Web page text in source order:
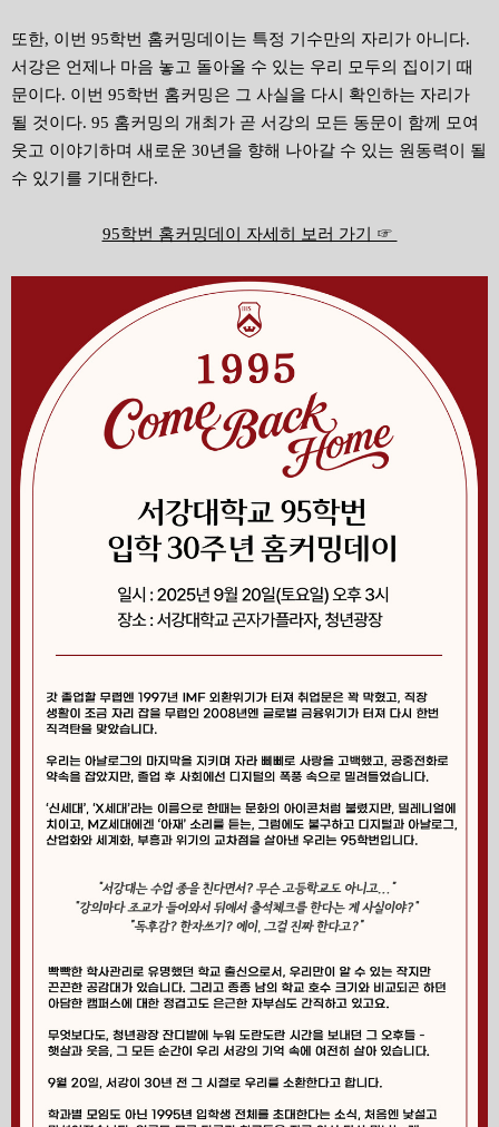
또한, 이번 95학번 홈커밍데이는 특정 기수만의 자리가 아니다.
서강은 언제나 마음 놓고 돌아올 수 있는 우리 모두의 집이기 때
문이다. 이번 95학번 홈커밍은 그 사실을 다시 확인하는 자리가
될 것이다. 95 홈커밍의 개최가 곧 서강의 모든 동문이 함께 모여
웃고 이야기하며 새로운 30년을 향해 나아갈 수 있는 원동력이 될
수 있기를 기대한다.
95학번 홈커밍데이 자세히 보러 가기 ☞